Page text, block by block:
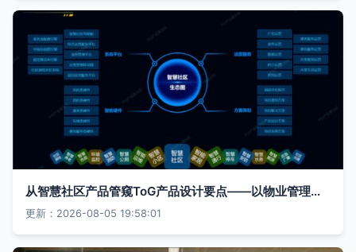
从智慧社区产品管窥ToG产品设计要点——以物业管理场景为例
更新：2026-08-05 19:58:01